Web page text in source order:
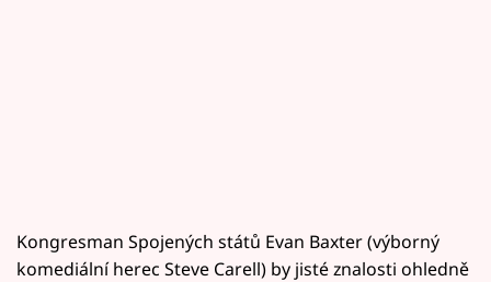
Kongresman Spojených států Evan Baxter (výborný
komediální herec Steve Carell) by jisté znalosti ohledně